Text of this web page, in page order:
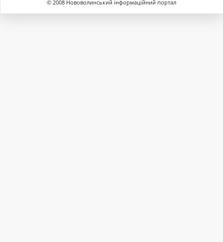
© 2008 Нововолинський інформаційний портал